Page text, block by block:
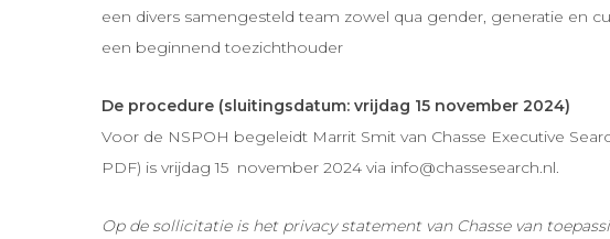
een divers samengesteld team zowel qua gender, generatie en
een beginnend toezichthouder
De procedure (sluitingsdatum: vrijdag 15 november 2024)
Voor de NSPOH begeleidt Marrit Smit van Chasse Executive
PDF) is vrijdag 15 november 2024 via info@chassesearch.nl.
Op de sollicitatie is het privacy statement van Chasse van